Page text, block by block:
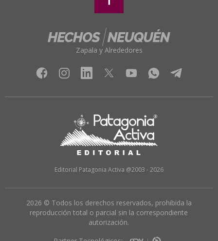
Zapala y Alrededores
Editorial Patagonia Activa @2003 - 2026
2026 © Todos los derechos reservados, prohibida la
reproducción total o parcial sin la correspondiente
autorización.